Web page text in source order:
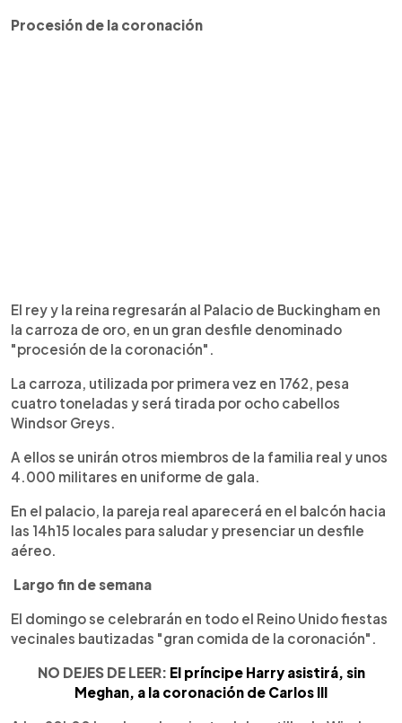
Procesión de la coronación
El rey y la reina regresarán al Palacio de Buckingham en
la carroza de oro, en un gran desfile denominado
"procesión de la coronación".
La carroza, utilizada por primera vez en 1762, pesa
cuatro toneladas y será tirada por ocho cabellos
Windsor Greys.
A ellos se unirán otros miembros de la familia real y unos
4.000 militares en uniforme de gala.
En el palacio, la pareja real aparecerá en el balcón hacia
las 14h15 locales para saludar y presenciar un desfile
aéreo.
Largo fin de semana
El domingo se celebrarán en todo el Reino Unido fiestas
vecinales bautizadas "gran comida de la coronación".
NO DEJES DE LEER: El príncipe Harry asistirá, sin
Meghan, a la coronación de Carlos III